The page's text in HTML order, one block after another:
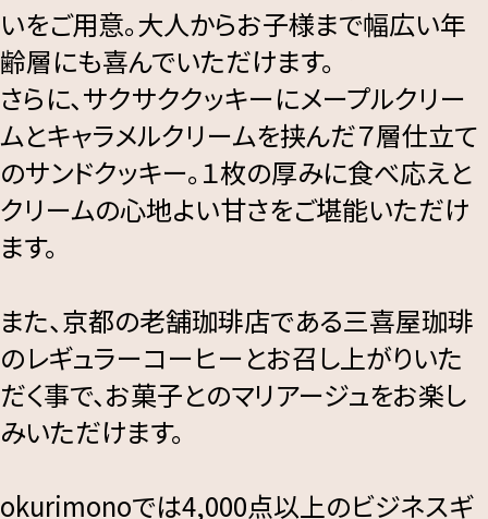
いをご用意。大人からお子様まで幅広い年
齢層にも喜んでいただけます。
さらに、サクサククッキーにメープルクリー
ムとキャラメルクリームを挟んだ７層仕立て
のサンドクッキー。１枚の厚みに食べ応えと
クリームの心地よい甘さをご堪能いただけ
ます。
また、京都の老舗珈琲店である三喜屋珈琲
のレギュラーコーヒーとお召し上がりいた
だく事で、お菓子とのマリアージュをお楽し
みいただけます。
okurimonoでは4,000点以上のビジネスギ